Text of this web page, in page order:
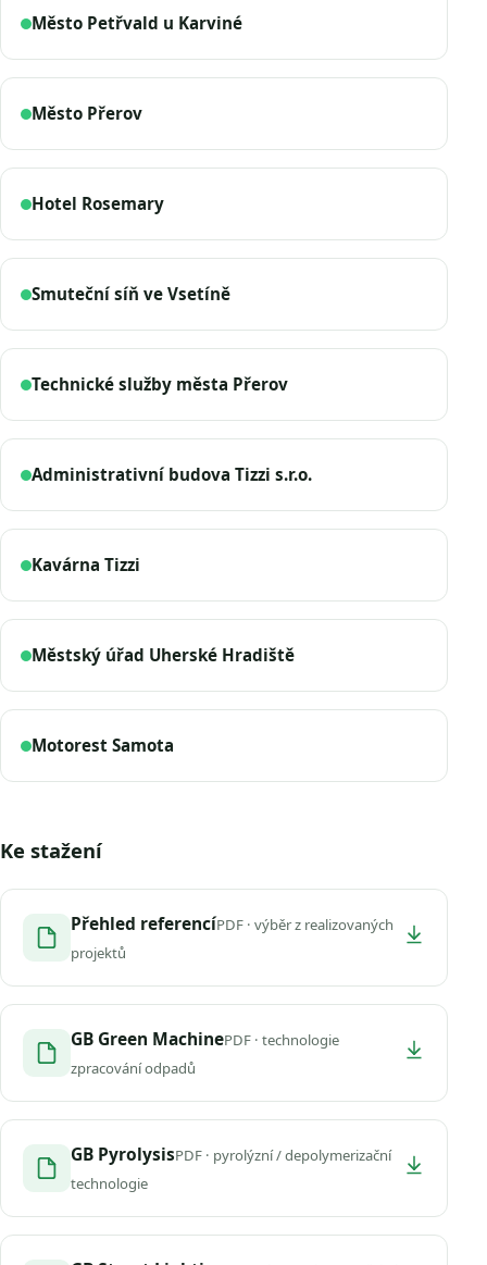
Město Petřvald u Karviné
Město Přerov
Hotel Rosemary
Smuteční síň ve Vsetíně
Technické služby města Přerov
Administrativní budova Tizzi s.r.o.
Kavárna Tizzi
Městský úřad Uherské Hradiště
Motorest Samota
Ke stažení
Přehled referencíPDF · výběr z realizovaných
projektů
GB Green MachinePDF · technologie
zpracování odpadů
GB PyrolysisPDF · pyrolýzní / depolymerizační
technologie